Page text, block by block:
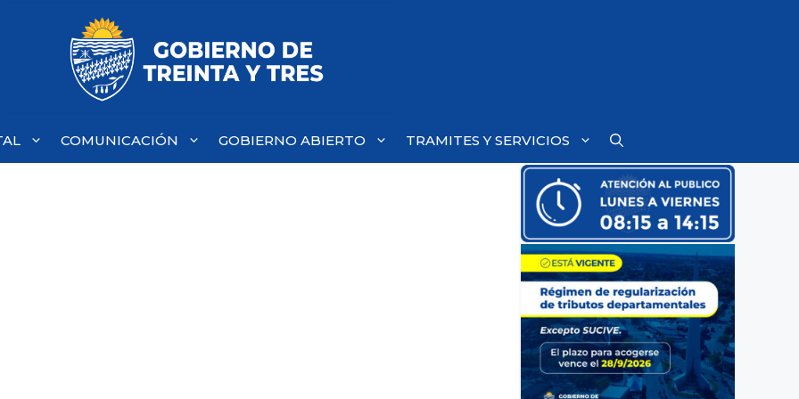
COMUNICACIÓN GOBIERNO ABIERTO TRAMITES Y SERVICIOS